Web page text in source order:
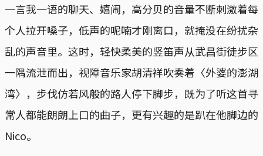
一言我一语的聊天、嬉闹，高分贝的音量不断刺激着每
个人拉开嗓子，低声的呢喃才刚离口，就掩没在纷扰杂
乱的声音里。这时，轻快柔美的竖笛声从武昌街徒步区
一隅流泄而出，视障音乐家胡清祥吹奏着〈外婆的澎湖
湾〉，步伐仿若风般的路人停下脚步，既为了听这首寻
常人都能朗朗上口的曲子，更有兴趣的是趴在他脚边的
Nico。